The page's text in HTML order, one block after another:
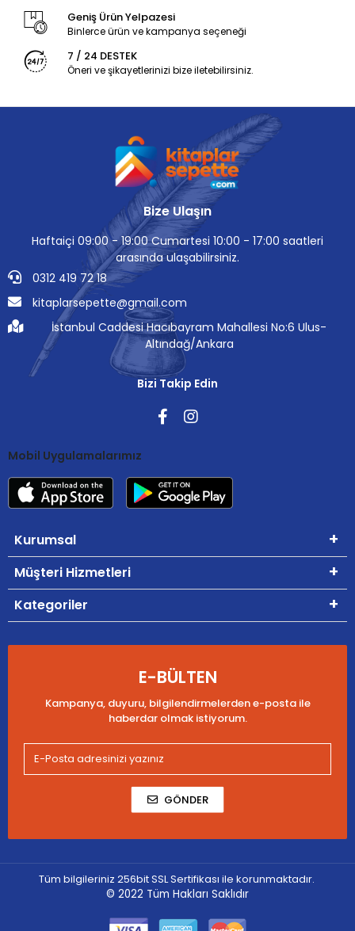
Geniş Ürün Yelpazesi
Binlerce ürün ve kampanya seçeneği
7 / 24 DESTEK
Öneri ve şikayetlerinizi bize iletebilirsiniz.
Bize Ulaşın
Haftaiçi 09:00 - 19:00 Cumartesi 10:00 - 17:00 saatleri
arasında ulaşabilirsiniz.
0312 419 72 18
kitaplarsepette@gmail.com
İstanbul Caddesi Hacıbayram Mahallesi No:6 Ulus-
Altındağ/Ankara
Bizi Takip Edin
Mobil Uygulamalarımız
Kurumsal
Müşteri Hizmetleri
Kategoriler
E-BÜLTEN
Kampanya, duyuru, bilgilendirmelerden e-posta ile
haberdar olmak istiyorum.
GÖNDER
Tüm bilgileriniz 256bit SSL Sertifikası ile korunmaktadır.
© 2022 Tüm Hakları Saklıdır